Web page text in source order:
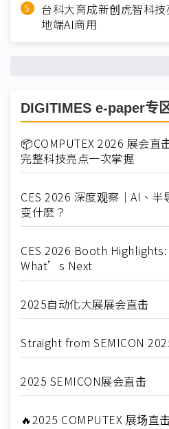
台科大育成新创虎智科
地端AI商用
DIGITIMES e-paper专
📦COMPUTEX 2026 展会直
完整科技亮点一次掌握
CES 2026 深度观察｜AI、
变什麽？
CES 2026 Booth
What’s Next
2025自动化大展展会直击
Straight from SEMICON
2025 SEMICON展会直击
🔥2025 COMPUTEX 展场直